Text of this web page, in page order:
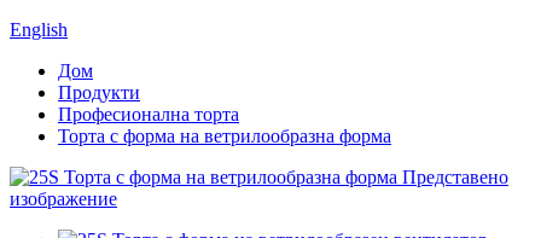
English
Дом
Продукти
Професионална торта
Торта с форма на ветрилообразна форма